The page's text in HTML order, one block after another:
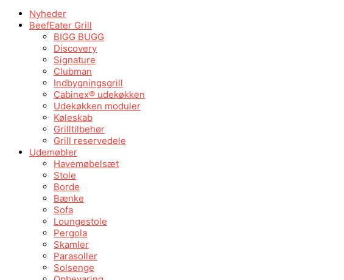
Nyheder
BeefEater Grill
BIGG BUGG
Discovery
Signature
Clubman
Indbygningsgrill
Cabinex® udekøkken
Udekøkken moduler
Køleskab
Grilltilbehør
Grill reservedele
Udemøbler
Havemøbelsæt
Stole
Borde
Bænke
Sofa
Loungestole
Pergola
Skamler
Parasoller
Solsenge